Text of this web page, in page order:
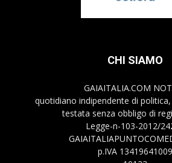
CHI SIAMO
GAIAITALIA.COM
quotidiano indipendente di
testata senza obbligo di
Legge-n-103-2012/
p.IVA 13419641009